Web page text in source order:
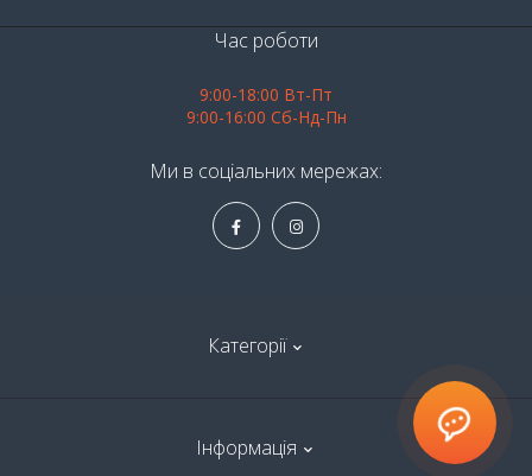
Категорії
Інформація
Час роботи
9:00-18:00 Вт-Пт
9:00-16:00 Сб-Нд-Пн
Ми в соціальних мережах: